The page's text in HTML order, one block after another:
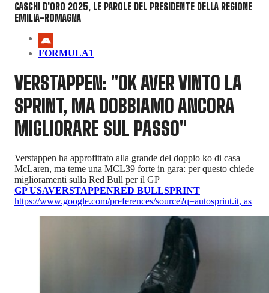
CASCHI D'ORO 2025, LE PAROLE DEL PRESIDENTE DELLA REGIONE
EMILIA-ROMAGNA
FORMULA1
VERSTAPPEN: "OK AVER VINTO LA
SPRINT, MA DOBBIAMO ANCORA
MIGLIORARE SUL PASSO"
Verstappen ha approfittato alla grande del doppio ko di casa
McLaren, ma teme una MCL39 forte in gara: per questo chiede
miglioramenti sulla Red Bull per il GP
GP USAVERSTAPPENRED BULLSPRINT
https://www.google.com/preferences/source?q=autosprint.it, as